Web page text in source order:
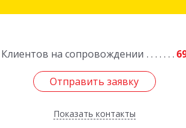
Клиентов на сопровождении
Отправить заявку
Показать контакты
Отправить заявку
Назад